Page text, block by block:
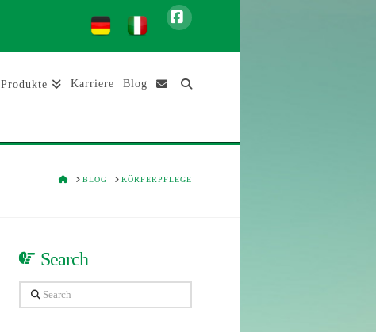
Produkte Karriere Blog
HOMEBLOG KÖRPERPFLEGE
Search
Search